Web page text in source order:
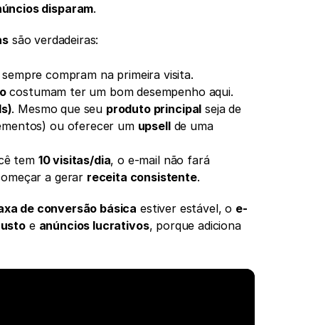
disparam.
são verdadeiras:
costumam ter um bom desempenho aqui.
. Mesmo que seu produto principal seja de
ou oferecer um upsell
de uma
tem 10 visitas/dia, o e-mail não fará
a gerar receita consistente.
de conversão básica estiver estável, o e-
e anúncios lucrativos, porque adiciona